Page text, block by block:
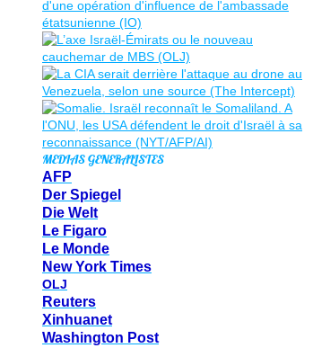
MEDIAS GENERALISTES
AFP
Der Spiegel
Die Welt
Le Figaro
Le Monde
New York Times
OLJ
Reuters
Xinhuanet
Washington Post